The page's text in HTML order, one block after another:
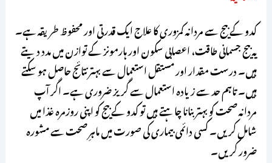
کدو کے بیج سے مردانہ کمزوری کا علاج ایک قدرتی اور محفوظ طریقہ ہے۔
یہ بیج جسمانی طاقت، اعصابی سکون اور ہارمونز کے توازن میں مدد دیتے
ہیں۔ درست مقدار اور مستقل استعمال سے بہتر نتائج حاصل ہو سکتے
ہیں۔ تاہم حد سے زیادہ استعمال سے گریز ضروری ہے۔ اگر آپ
مردانہ صحت کو بہتر بنانا چاہتے ہیں تو کدو کے بیج کو اپنی روزمرہ غذا میں
شامل کریں۔ کسی دائمی بیماری کی صورت میں ماہرِ صحت سے مشورہ
ضرور کریں۔